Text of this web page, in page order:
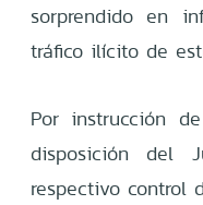
sorprendido en
tráfico ilícito de
Por instrucción
disposición del
respectivo control